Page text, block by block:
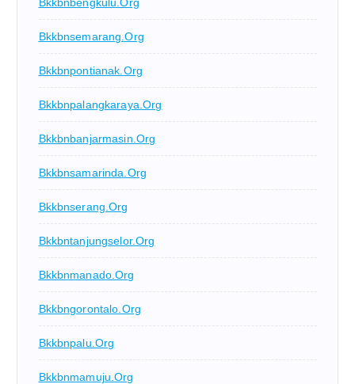
Bkkbnsemarang.org
Bkkbnpontianak.org
Bkkbnpalangkaraya.org
Bkkbnbanjarmasin.org
Bkkbnsamarinda.org
Bkkbnserang.org
Bkkbntanjungselor.org
Bkkbnmanado.org
Bkkbngorontalo.org
Bkkbnpalu.org
Bkkbnmamuju.org